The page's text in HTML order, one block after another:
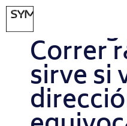
MAYO 21, 2026
Correr
sirve si